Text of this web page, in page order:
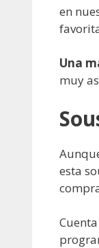
en
Una
muy
esta